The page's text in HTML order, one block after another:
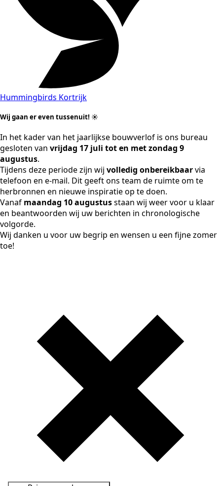
Hummingbirds Kortrijk
Wij gaan er even tussenuit! ☀️
In het kader van het jaarlijkse bouwverlof is ons bureau
gesloten van vrijdag 17 juli tot en met zondag 9
augustus.
Tijdens deze periode zijn wij volledig onbereikbaarvia
telefoon en e-mail. Dit geeft ons team de ruimte om te
herbronnen en nieuwe inspiratie op te doen.
Vanaf maandag 10 augustusstaan wij weer voor u klaar
en beantwoorden wij uw berichten in chronologische
volgorde.
Wij danken u voor uw begrip en wensen u een fijne zomer
toe!